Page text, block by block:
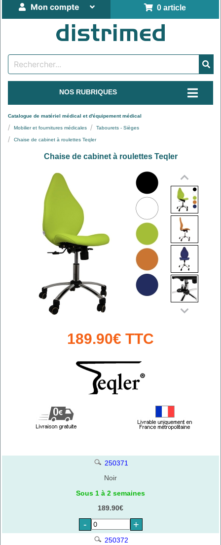
0 article
Mon compte
NOS RUBRIQUES
Catalogue de matériel médical et d'équipement médical
Mobilier et fournitures médicales Tabourets - Sièges
Chaise de cabinet à roulettes Teqler
Chaise de cabinet à roulettes Teqler
189.90€ TTC
250371
Noir
Sous 1 à 2 semaines
189.90€
- +
250372